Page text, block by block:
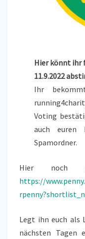
Hier könnt ihr
11.9.2022
Ihr
Voting
auch euren
Spamordner.
Hier noch
https://
Legt ihn euch als
nächsten Tagen